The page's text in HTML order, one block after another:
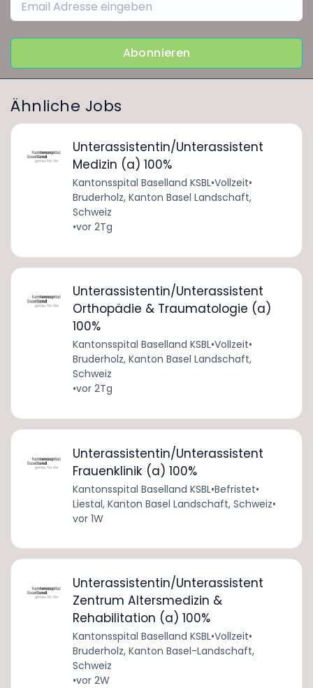
Abonnieren
Ähnliche Jobs
Unterassistentin/Unterassistent
Medizin (a) 100%
Kantonsspital Baselland KSBL•Vollzeit•
Bruderholz, Kanton Basel Landschaft,
Schweiz
•vor 2Tg
Unterassistentin/Unterassistent
Orthopädie & Traumatologie (a)
100%
Kantonsspital Baselland KSBL•Vollzeit•
Bruderholz, Kanton Basel Landschaft,
Schweiz
•vor 2Tg
Unterassistentin/Unterassistent
Frauenklinik (a) 100%
Kantonsspital Baselland KSBL•Befristet•
Liestal, Kanton Basel Landschaft, Schweiz•
vor 1W
Unterassistentin/Unterassistent
Zentrum Altersmedizin &
Rehabilitation (a) 100%
Kantonsspital Baselland KSBL•Vollzeit•
Bruderholz, Kanton Basel-Landschaft,
Schweiz
•vor 2W